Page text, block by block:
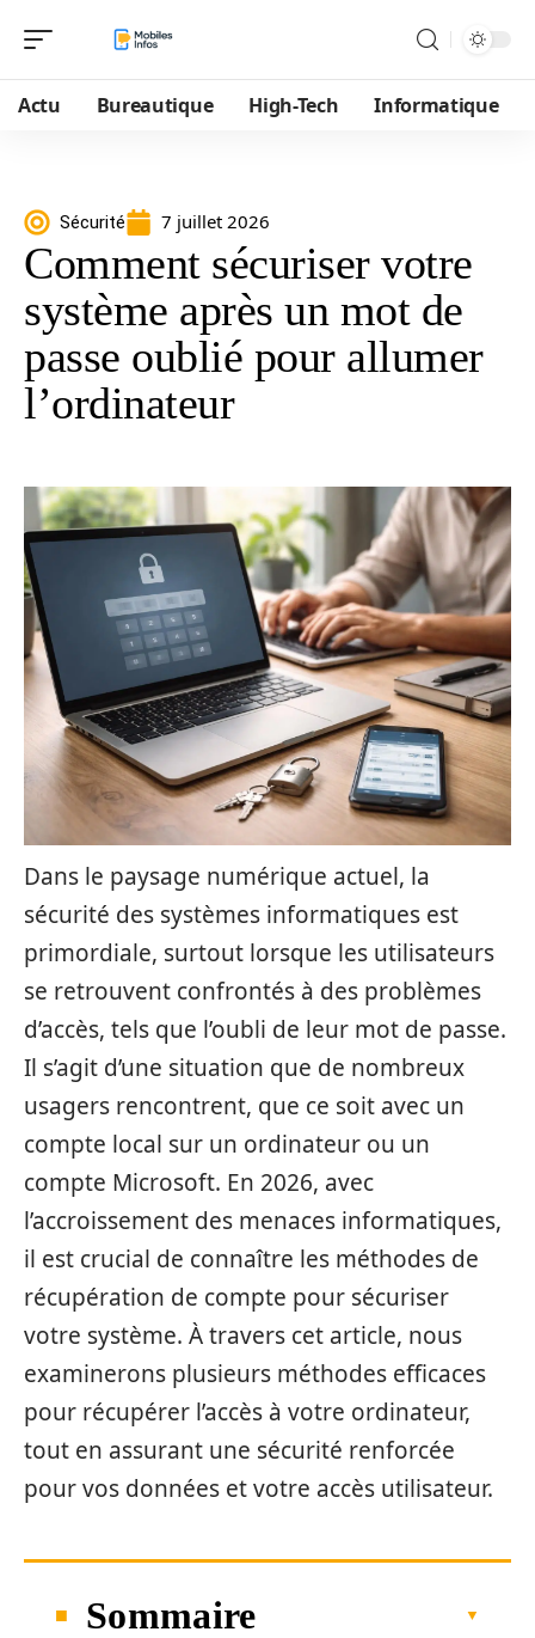
Actu Bureautique High-Tech Informatique
Sécurité 7 juillet 2026
Comment sécuriser votre
système après un mot de
passe oublié pour allumer
l’ordinateur
Dans le paysage numérique actuel, la
sécurité des systèmes informatiques est
primordiale, surtout lorsque les utilisateurs
se retrouvent confrontés à des problèmes
d’accès, tels que l’oubli de leur mot de passe.
Il s’agit d’une situation que de nombreux
usagers rencontrent, que ce soit avec un
compte local sur un ordinateur ou un
compte Microsoft. En 2026, avec
l’accroissement des menaces informatiques,
il est crucial de connaître les méthodes de
récupération de compte pour sécuriser
votre système. À travers cet article, nous
examinerons plusieurs méthodes efficaces
pour récupérer l’accès à votre ordinateur,
tout en assurant une sécurité renforcée
pour vos données et votre accès utilisateur.
Sommaire